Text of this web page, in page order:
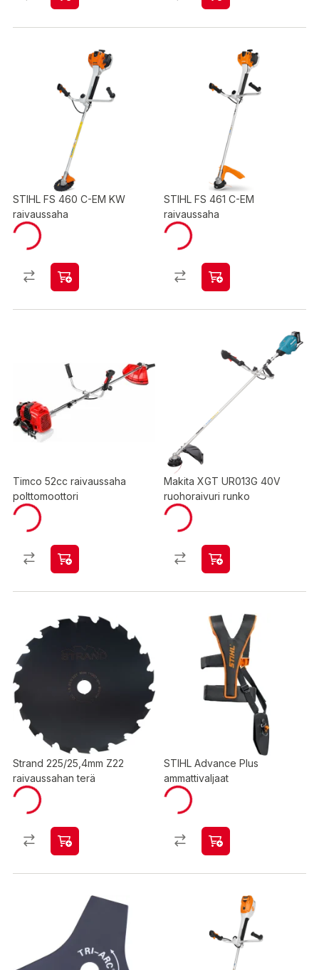
STIHL FS 460 C-EM KW
raivaussaha
STIHL FS 461 C-EM
raivaussaha
Timco 52cc raivaussaha
polttomoottori
Makita XGT UR013G 40V
ruohoraivuri runko
Strand 225/25,4mm Z22
raivaussahan terä
STIHL Advance Plus
ammattivaljaat